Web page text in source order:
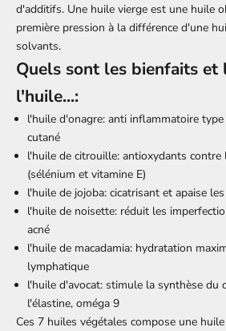
d'additifs. Une huile vierge est une huile
première pression à la différence d'une
solvants.
Quels sont les bienfaits et
l'huile...:
l'huile d'onagre: anti inflammatoire
cutané
l'huile de citrouille: antioxydants contre
(sélénium et vitamine E)
l'huile de jojoba: cicatrisant et apaise
l'huile de noisette: réduit les
acné
l'huile de macadamia: hydratation
lymphatique
l'huile d'avocat: stimule la synthèse du
l'élastine, oméga 9
Ces 7 huiles végétales compose une